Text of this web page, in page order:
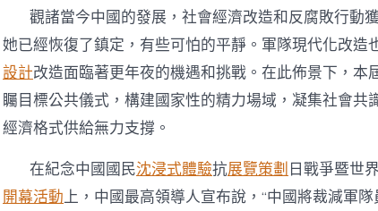
觀諸當今中國的發展，社會經濟改造和反腐敗行動
她已經恢復了鎮定，有些可怕的平靜。軍隊現代化改造
設計改造面臨著更年夜的機遇和挑戰。在此佈景下，本
矚目標公共儀式，構建國家性的精力場域，凝集社會共
經濟格式供給無力支撐。
在紀念中國國民沈浸式體驗抗展覽策劃 日戰爭暨世
開幕活動上，中國最高領導人宣布說，“中國將裁減軍